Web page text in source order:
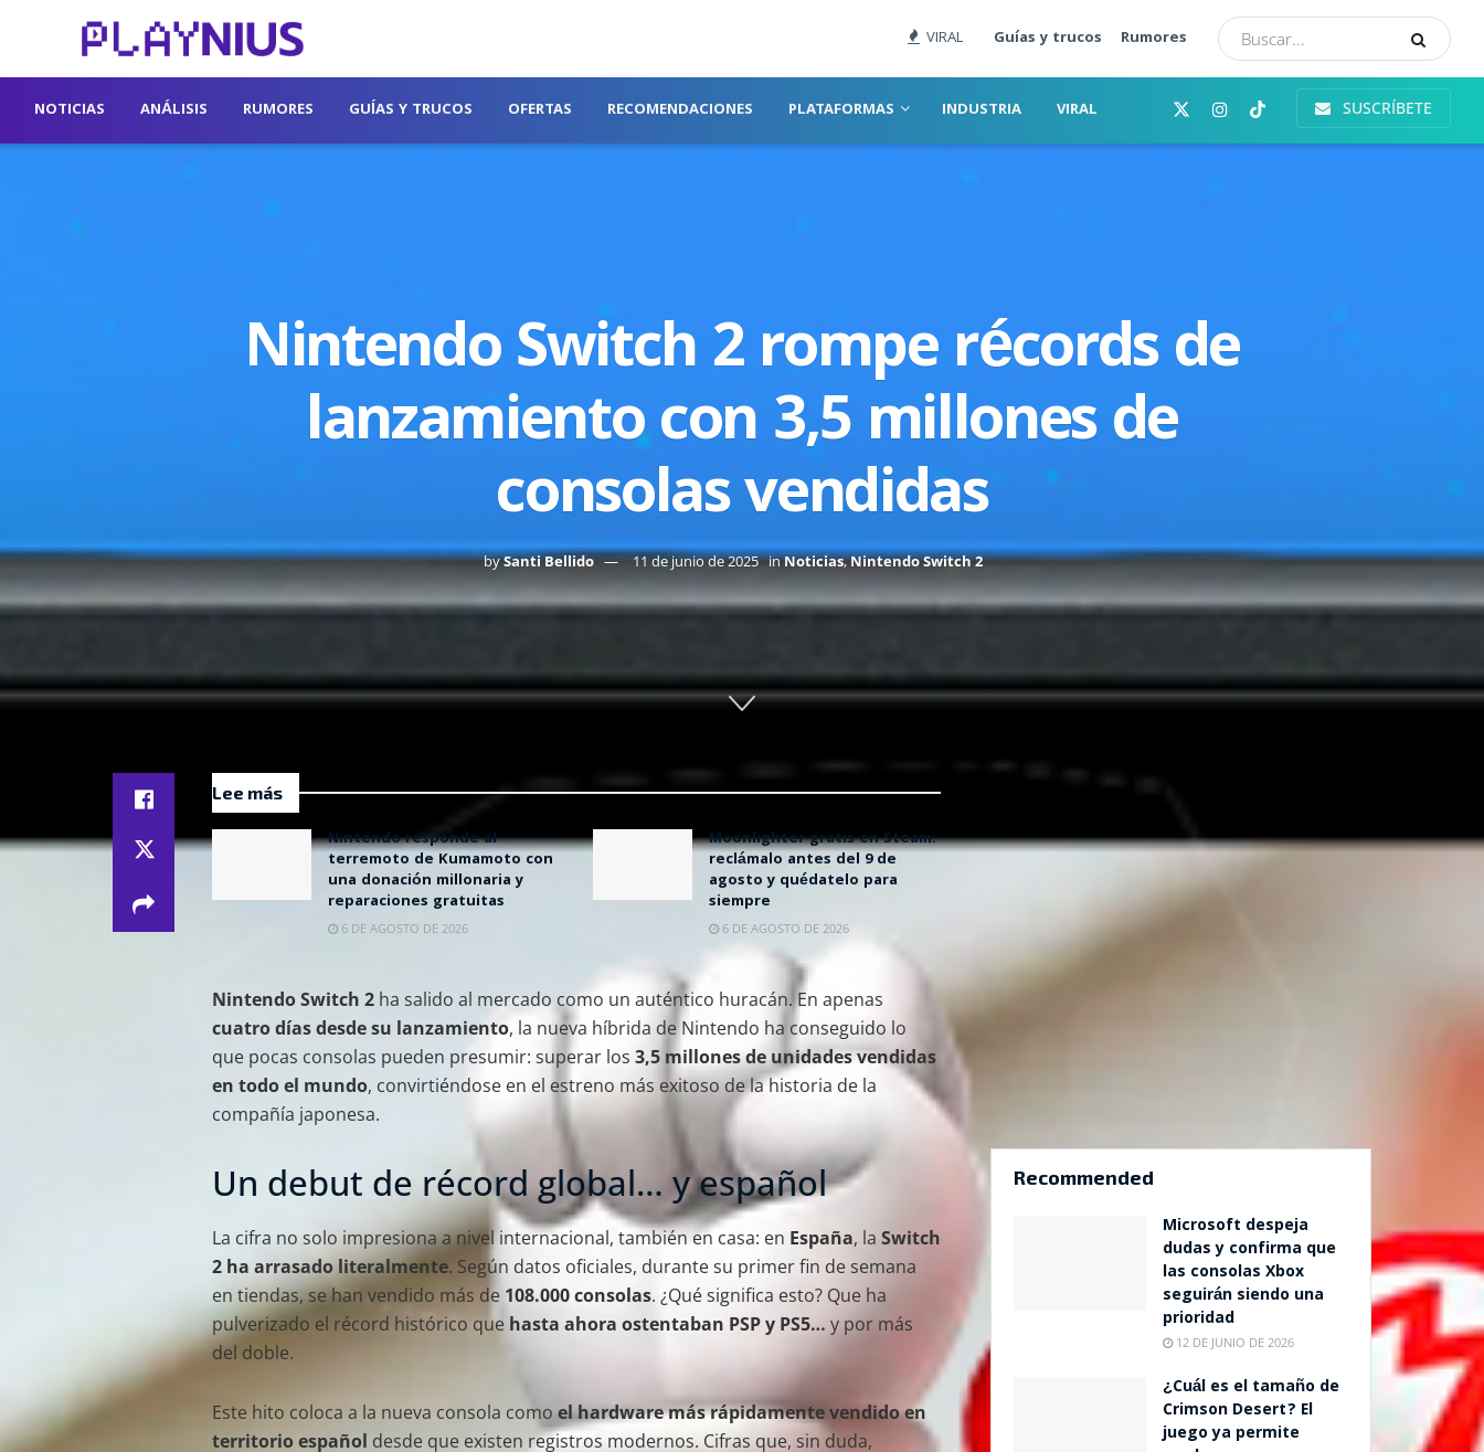
VIRAL Guías y trucos Rumores
NOTICIAS ANÁLISIS RUMORES GUÍAS Y TRUCOS OFERTAS RECOMENDACIONES PLATAFORMAS INDUSTRIA VIRAL SUSCRÍBETE
Nintendo Switch 2 rompe récords de
lanzamiento con 3,5 millones de
consolas vendidas
bySanti Bellido 11 de junio de 2025 inNoticias,Nintendo Switch 2
Lee más
Nintendo responde al
terremoto de Kumamoto con
una donación millonaria y
reparaciones gratuitas
6 DE AGOSTO DE 2026
Moonlighter gratis en Steam:
reclámalo antes del 9 de
agosto y quédatelo para
siempre
6 DE AGOSTO DE 2026
Nintendo Switch 2 ha salido al mercado como un auténtico huracán. En apenas
cuatro días desde su lanzamiento, la nueva híbrida de Nintendo ha conseguido lo
que pocas consolas pueden presumir: superar los 3,5 millones de unidades vendidas
en todo el mundo, convirtiéndose en el estreno más exitoso de la historia de la
compañía japonesa.
Un debut de récord global… y español
La cifra no solo impresiona a nivel internacional, también en casa: en España, la Switch
2 ha arrasado literalmente. Según datos oficiales, durante su primer fin de semana
en tiendas, se han vendido más de 108.000 consolas. ¿Qué significa esto? Que ha
pulverizado el récord histórico que hasta ahora ostentaban PSP y PS5… y por más
del doble.
Este hito coloca a la nueva consola como el hardware más rápidamente vendido en
territorio español desde que existen registros modernos. Cifras que, sin duda,
Recommended
Microsoft despeja
dudas y confirma que
las consolas Xbox
seguirán siendo una
prioridad
12 DE JUNIO DE 2026
¿Cuál es el tamaño de
Crimson Desert? El
juego ya permite